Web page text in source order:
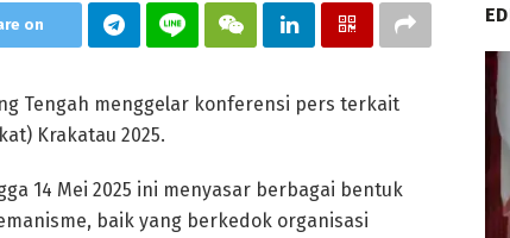
on
Tengah menggelar konferensi pers terkait
Krakatau 2025.
14 Mei 2025 ini menyasar berbagai bentuk
baik yang berkedok organisasi